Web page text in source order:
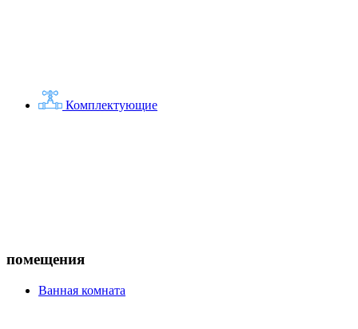
Комплектующие
помещения
Ванная комната